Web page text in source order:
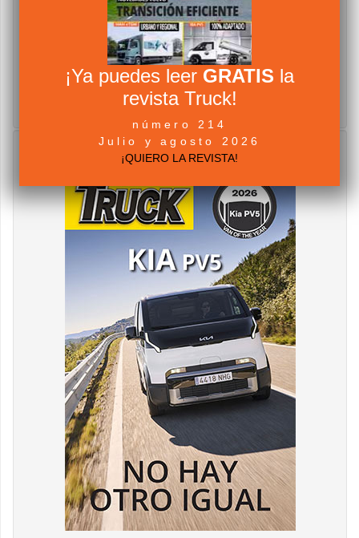
¡Ya puedes leer GRATIS la
revista Truck!
número 214
Julio y agosto 2026
¡QUIERO LA REVISTA!